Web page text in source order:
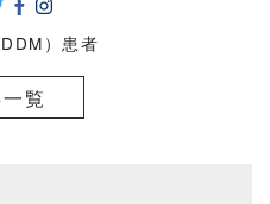
）患者
覧